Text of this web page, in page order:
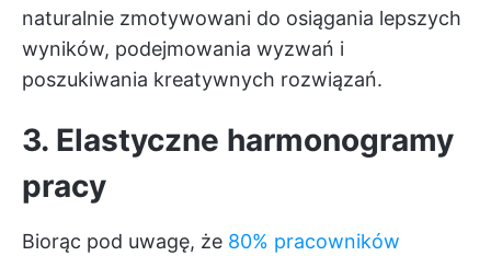
naturalnie zmotywowani do osiągania lepszych
wyników, podejmowania wyzwań i
poszukiwania kreatywnych rozwiązań.
3. Elastyczne harmonogramy
pracy
Biorąc pod uwagę, że 80% pracowników